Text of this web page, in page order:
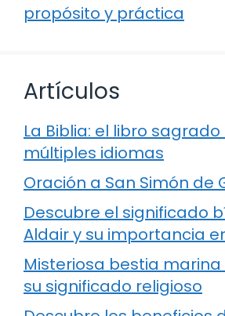
propósito y práctica
Artículos
La Biblia: el libro
múltiples idiomas
Oración a San Simón de
Descubre el significado
Aldair y su importancia
Misteriosa bestia marina
su significado religioso